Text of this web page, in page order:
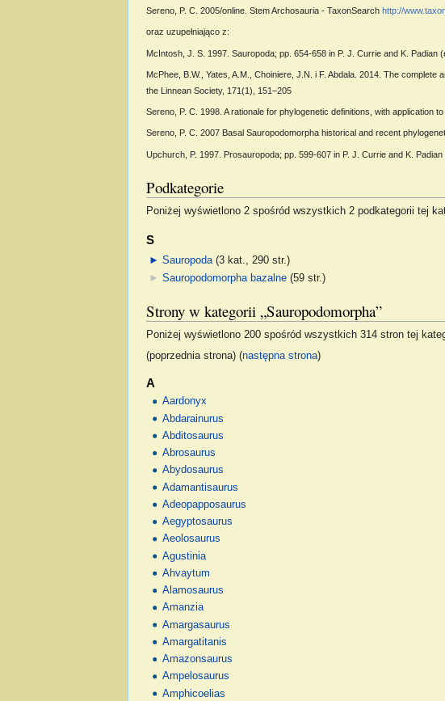
Sereno, P. C. 2005/online. Stem Archosauria - TaxonSearch http://
oraz uzupełniająco z:
McIntosh, J. S. 1997. Sauropoda; pp. 654-658 in P. J. Currie and K.
McPhee, B.W., Yates, A.M., Choiniere, J.N. i F. Abdala. 2014. The
the Linnean Society, 171(1), 151–205
Sereno, P. C. 1998. A rationale for phylogenetic definitions, with application
Sereno, P. C. 2007 Basal Sauropodomorpha historical and recent
Upchurch, P. 1997. Prosauropoda; pp. 599-607 in P. J. Currie and K.
Podkategorie
Poniżej wyświetlono 2 spośród wszystkich 2 podkategorii tej
S
► Sauropoda‎(3 kat., 290 str.)
►Sauropodomorpha bazalne ‎(59 str.)
Strony w kategorii „Sauropodomorpha”
Poniżej wyświetlono 200 spośród wszystkich 314 stron tej
(poprzednia strona) (następna strona)
A
Aardonyx
Abdarainurus
Abditosaurus
Abrosaurus
Abydosaurus
Adamantisaurus
Adeopapposaurus
Aegyptosaurus
Aeolosaurus
Agustinia
Ahvaytum
Alamosaurus
Amanzia
Amargasaurus
Amargatitanis
Amazonsaurus
Ampelosaurus
Amphicoelias